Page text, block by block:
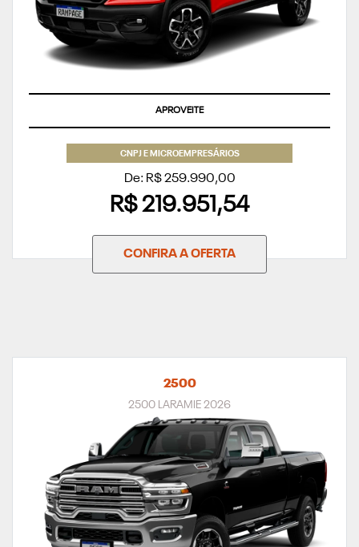
APROVEITE
CNPJ E MICROEMPRESÁRIOS
De: R$ 259.990,00
R$ 219.951,54
CONFIRA A OFERTA
2500
2500 LARAMIE 2026